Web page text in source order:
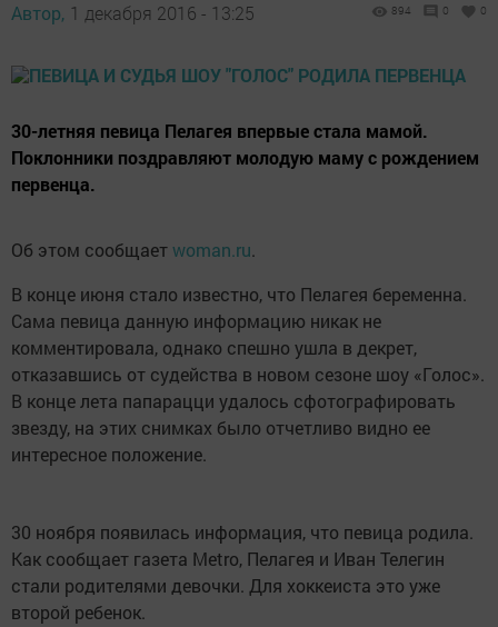
Автор, 1 декабря 2016 - 13:25 894 0 0
30-летняя певица Пелагея впервые стала мамой.
Поклонники поздравляют молодую маму с рождением
первенца.
Об этом сообщаетwoman.ru.
В конце июня стало известно, что Пелагея беременна.
Сама певица данную информацию никак не
комментировала, однако спешно ушла в декрет,
отказавшись от судейства в новом сезоне шоу «Голос».
В конце лета папарацци удалось сфотографировать
звезду, на этих снимках было отчетливо видно ее
интересное положение.
30 ноября появилась информация, что певица родила.
Как сообщает газета Metro, Пелагея и Иван Телегин
стали родителями девочки. Для хоккеиста это уже
второй ребенок.